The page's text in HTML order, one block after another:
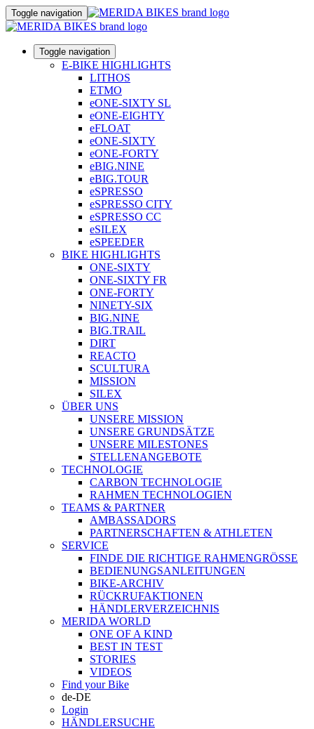
Toggle navigation
Toggle navigation
E-BIKE HIGHLIGHTS
LITHOS
ETMO
eONE-SIXTY SL
eONE-EIGHTY
eFLOAT
eONE-SIXTY
eONE-FORTY
eBIG.NINE
eBIG.TOUR
eSPRESSO
eSPRESSO CITY
eSPRESSO CC
eSILEX
eSPEEDER
BIKE HIGHLIGHTS
ONE-SIXTY
ONE-SIXTY FR
ONE-FORTY
NINETY-SIX
BIG.NINE
BIG.TRAIL
DIRT
REACTO
SCULTURA
MISSION
SILEX
ÜBER UNS
UNSERE MISSION
UNSERE GRUNDSÄTZE
UNSERE MILESTONES
STELLENANGEBOTE
TECHNOLOGIE
CARBON TECHNOLOGIE
RAHMEN TECHNOLOGIEN
TEAMS & PARTNER
AMBASSADORS
PARTNERSCHAFTEN & ATHLETEN
SERVICE
FINDE DIE RICHTIGE RAHMENGRÖSSE
BEDIENUNGSANLEITUNGEN
BIKE-ARCHIV
RÜCKRUFAKTIONEN
HÄNDLERVERZEICHNIS
MERIDA WORLD
ONE OF A KIND
BEST IN TEST
STORIES
VIDEOS
Find your Bike
de-DE
Login
HÄNDLERSUCHE